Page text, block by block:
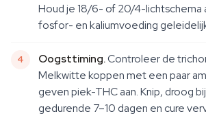
Houd je 18/6- of 20/4-lichtschema
fosfor- en kaliumvoeding
Oogsttiming.Controleer de
Melkwitte koppen met een paar
geven piek-THC aan. Knip, droog
gedurende 7–10 dagen en cure